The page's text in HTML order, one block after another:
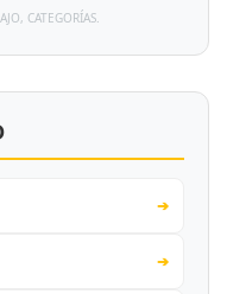
CATEGORÍAS.
➔
➔